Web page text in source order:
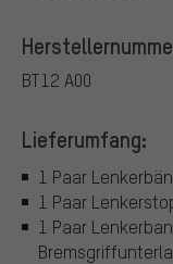
BT12 A00
Lieferumfang:
1 Paar
1 Paar
1 Paar